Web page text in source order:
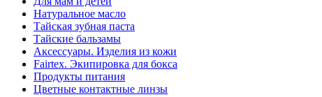
Натуральное масло
Тайская зубная паста
Тайские бальзамы
Аксессуары. Изделия из кожи
Fairtex. Экипировка для бокса
Продукты питания
Цветные контактные линзы